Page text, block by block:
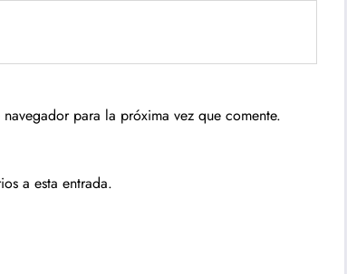
para la próxima vez que comente.
a esta entrada.